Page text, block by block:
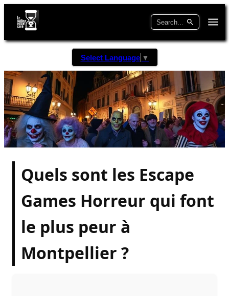
Select Language ▼
Quels sont les Escape
Games Horreur qui font
le plus peur à
Montpellier ?